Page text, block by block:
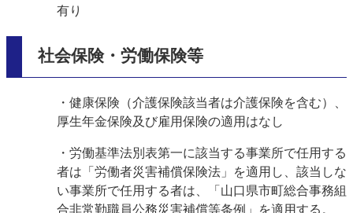
有り
社会保険・労働保険等
・健康保険（介護保険該当者は介護保険を含む）、
厚生年金保険及び雇用保険の適用はなし
・労働基準法別表第一に該当する事業所で任用する
者は「労働者災害補償保険法」を適用し、該当しな
い事業所で任用する者は、「山口県市町総合事務組
合非常勤職員公務災害補償等条例」を適用する。